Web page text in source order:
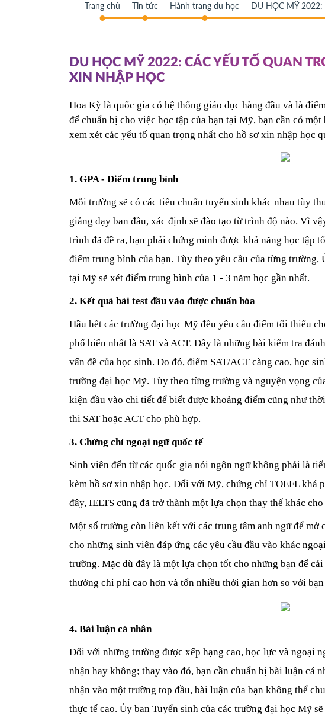
Trang chủ Tin tức Hành trang du học DU HỌC MỸ 2022:
DU HỌC MỸ 2022: CÁC YẾU TỐ QUAN
XIN NHẬP HỌC
Hoa Kỳ là quốc gia có hệ thống giáo dục hàng đầu và là
để chuẩn bị cho việc học tập của bạn tại Mỹ, bạn cần có
xem xét các yếu tố quan trọng nhất cho hồ sơ xin nhập học
1. GPA - Điểm trung bình
Mỗi trường sẽ có các tiêu chuẩn tuyển sinh khác nhau tùy
giảng dạy ban đầu, xác định sẽ đào tạo từ trình độ nào. Vì
trình đã đề ra, bạn phải chứng minh được khả năng học tập
điểm trung bình của bạn. Tùy theo yêu cầu của từng
tại Mỹ sẽ xét điểm trung bình của 1 - 3 năm học gần nhất.
2. Kết quả bài test đầu vào được chuẩn hóa
Hầu hết các trường đại học Mỹ đều yêu cầu điểm tối thiểu
phổ biến nhất là SAT và ACT. Đây là những bài kiểm tra
vấn đề của học sinh. Do đó, điểm SAT/ACT càng cao, học
trường đại học Mỹ. Tùy theo từng trường và nguyện vọng
kiện đầu vào chi tiết để biết được khoảng điểm cũng như
thi SAT hoặc ACT cho phù hợp.
3. Chứng chỉ ngoại ngữ quốc tế
Sinh viên đến từ các quốc gia nói ngôn ngữ không phải là
kèm hồ sơ xin nhập học. Đối với Mỹ, chứng chỉ TOEFL khá
đây, IELTS cũng đã trở thành một lựa chọn thay thế khác
Một số trường còn liên kết với các trung tâm anh ngữ để mở
cho những sinh viên đáp ứng các yêu cầu đầu vào khác
trường. Mặc dù đây là một lựa chọn tốt cho những bạn để
thường chi phí cao hơn và tốn nhiều thời gian hơn so với
4. Bài luận cá nhân
Đối với những trường được xếp hạng cao, học lực và ngoại
nhận hay không; thay vào đó, bạn cần chuẩn bị bài luận cá
nhận vào một trường top đầu, bài luận của bạn không thể
thực tế cao. Ủy ban Tuyển sinh của các trường đại học Mỹ